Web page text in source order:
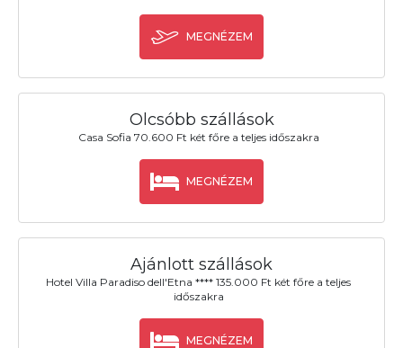
MEGNÉZEM
Olcsóbb szállások
Casa Sofia 70.600 Ft két főre a teljes időszakra
MEGNÉZEM
Ajánlott szállások
Hotel Villa Paradiso dell'Etna **** 135.000 Ft két főre a teljes
időszakra
MEGNÉZEM